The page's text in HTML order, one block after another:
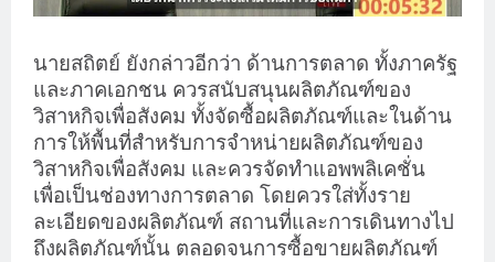
นายสถิตย์ ยังกล่าวอีกว่า ด้านการตลาด ทั้งภาครัฐ
และภาคเอกชน ควรสนับสนุนผลิตภัณฑ์ของ
วิสาหกิจเพื่อสังคม ทั้งจัดซื้อผลิตภัณฑ์และในด้าน
การให้พื้นที่สำหรับการจำหน่ายผลิตภัณฑ์ของ
วิสาหกิจเพื่อสังคม และควรจัดทำแอพพลิเคชั่น
เพื่อเป็นช่องทางการตลาด โดยควรใส่ทั้งราย
ละเอียดของผลิตภัณฑ์ สถานที่และการเดินทางไป
ถึงผลิตภัณฑ์นั้น ตลอดจนการซื้อขายผลิตภัณฑ์